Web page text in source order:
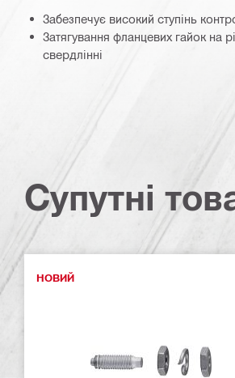
Забезпечує високий ступінь
Затягування фланцевих гайок на
свердлінні
Супутні
НОВИЙ